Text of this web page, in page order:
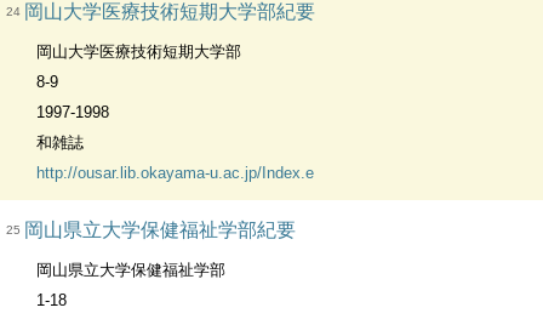
24 岡山大学医療技術短期大学部紀要
岡山大学医療技術短期大学部
8-9
1997-1998
和雑誌
http://ousar.lib.okayama-u.ac.jp/Index.e
25 岡山県立大学保健福祉学部紀要
岡山県立大学保健福祉学部
1-18